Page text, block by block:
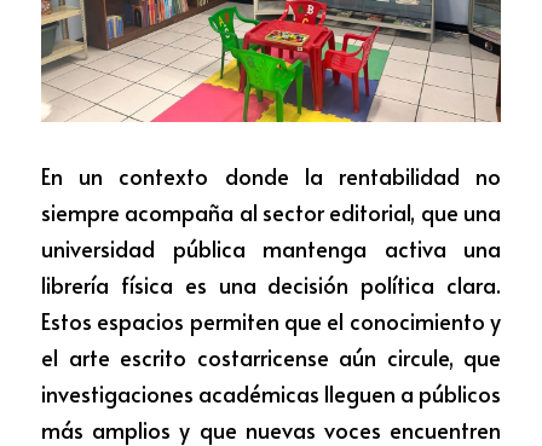
En un contexto donde la rentabilidad no
siempre acompaña al sector editorial, que una
universidad pública mantenga activa una
librería física es una decisión política clara.
Estos espacios permiten que el conocimiento y
el arte escrito costarricense aún circule, que
investigaciones académicas lleguen a públicos
más amplios y que nuevas voces encuentren